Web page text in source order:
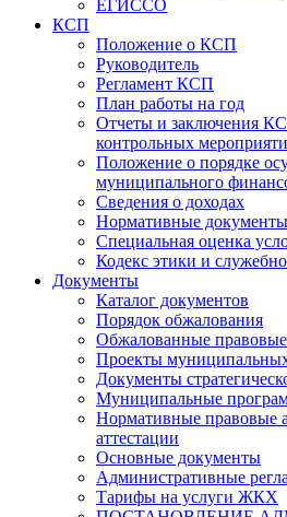
ЕГИССО
КСП
Положение о КСП
Руководитель
Регламент КСП
План работы на год
Отчеты и заключения
контрольных
Положение о порядке
муниципального
Сведения о доходах
Нормативные документы
Специальная оценка
Кодекс этики и
Документы
Каталог документов
Порядок обжалования
Обжалованные
Проекты
Документы
Муниципальные
Нормативные правовые
аттестации
Основные документы
Административные
Тарифы на услуги ЖКХ